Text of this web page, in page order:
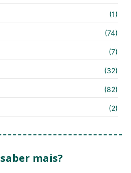
(1)
(74)
(7)
(32)
(82)
(2)
mais?